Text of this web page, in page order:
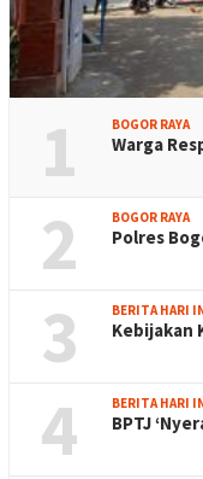
1 BOGOR RAYA
Warga
2 BOGOR RAYA
Polres
3 BERITA HARI
Kebijakan
4 BERITA HARI
BPTJ